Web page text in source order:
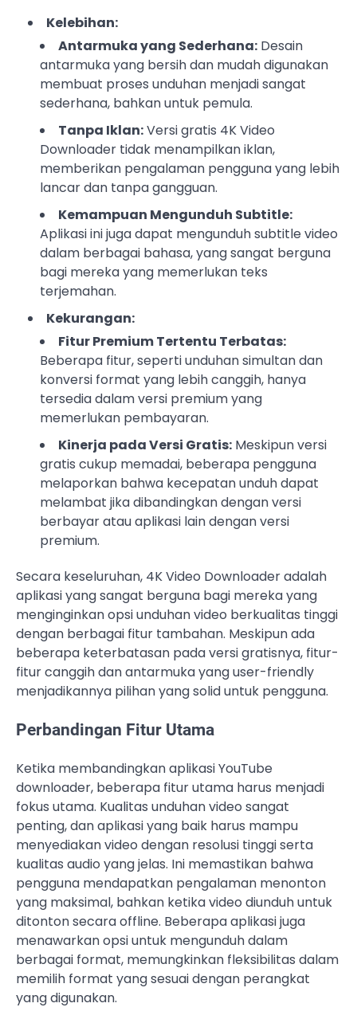
Kelebihan:
Antarmuka yang Sederhana: Desain
antarmuka yang bersih dan mudah digunakan
membuat proses unduhan menjadi sangat
sederhana, bahkan untuk pemula.
Tanpa Iklan:Versi gratis 4K Video
Downloader tidak menampilkan iklan,
memberikan pengalaman pengguna yang lebih
lancar dan tanpa gangguan.
Kemampuan Mengunduh Subtitle:
Aplikasi ini juga dapat mengunduh subtitle video
dalam berbagai bahasa, yang sangat berguna
bagi mereka yang memerlukan teks
terjemahan.
Kekurangan:
Fitur Premium Tertentu Terbatas:
Beberapa fitur, seperti unduhan simultan dan
konversi format yang lebih canggih, hanya
tersedia dalam versi premium yang
memerlukan pembayaran.
Kinerja pada Versi Gratis: Meskipun versi
gratis cukup memadai, beberapa pengguna
melaporkan bahwa kecepatan unduh dapat
melambat jika dibandingkan dengan versi
berbayar atau aplikasi lain dengan versi
premium.
Secara keseluruhan, 4K Video Downloader adalah
aplikasi yang sangat berguna bagi mereka yang
menginginkan opsi unduhan video berkualitas tinggi
dengan berbagai fitur tambahan. Meskipun ada
beberapa keterbatasan pada versi gratisnya, fitur-
fitur canggih dan antarmuka yang user-friendly
menjadikannya pilihan yang solid untuk pengguna.
Perbandingan Fitur Utama
Ketika membandingkan aplikasi YouTube
downloader, beberapa fitur utama harus menjadi
fokus utama. Kualitas unduhan video sangat
penting, dan aplikasi yang baik harus mampu
menyediakan video dengan resolusi tinggi serta
kualitas audio yang jelas. Ini memastikan bahwa
pengguna mendapatkan pengalaman menonton
yang maksimal, bahkan ketika video diunduh untuk
ditonton secara offline. Beberapa aplikasi juga
menawarkan opsi untuk mengunduh dalam
berbagai format, memungkinkan fleksibilitas dalam
memilih format yang sesuai dengan perangkat
yang digunakan.